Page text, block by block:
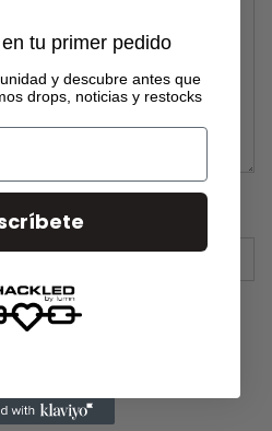
Correo electrónico
electrónico y web en este
vez que comente.
tu primer pedido
y descubre antes que
drops, noticias y restocks